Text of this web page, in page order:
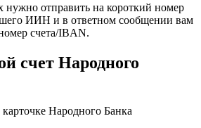
нужно отправить на короткий номер
ИИН и в ответном сообщении вам
счета/IBAN.
счет Народного
Народного Банка